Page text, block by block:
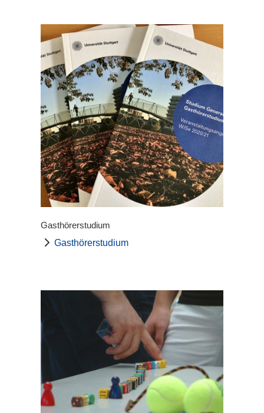
Gasthörerstudium
Gasthörerstudium